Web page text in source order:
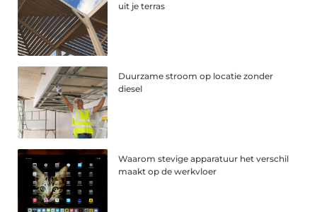
uit je terras
Duurzame stroom op locatie zonder
diesel
Waarom stevige apparatuur het verschil
maakt op de werkvloer